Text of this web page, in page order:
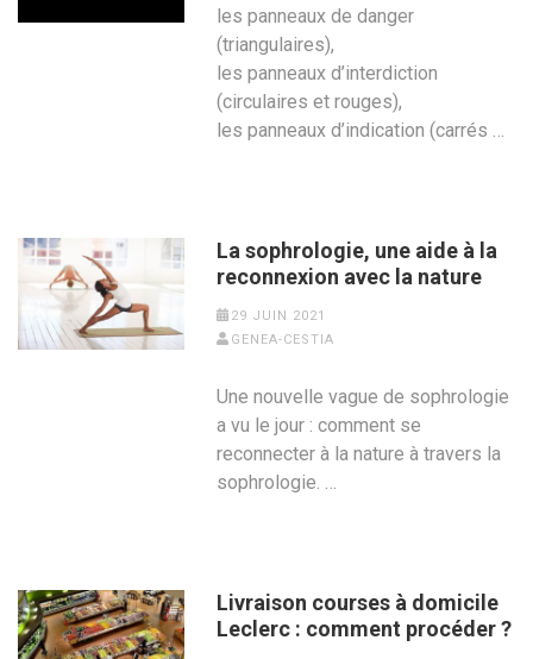
les panneaux de danger
(triangulaires),
les panneaux d’interdiction
(circulaires et rouges),
les panneaux d’indication (carrés …
La sophrologie, une aide à la
reconnexion avec la nature
29 JUIN 2021
GENEA-CESTIA
Une nouvelle vague de sophrologie
a vu le jour : comment se
reconnecter à la nature à travers la
sophrologie. …
Livraison courses à domicile
Leclerc : comment procéder ?